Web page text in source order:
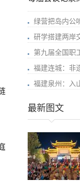
绿营把岛内公
研学搭建两岸
第九届全国职
福建连城：非
福建泉州：入
最新图文